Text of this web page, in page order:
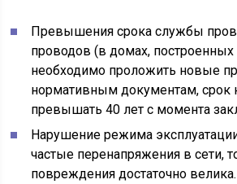
Превышения срока службы
проводов (в домах, построенных
необходимо проложить новые
нормативным документам, срок
превышать 40 лет с момента
Нарушение режима
частые перенапряжения в сети,
повреждения достаточно велика.